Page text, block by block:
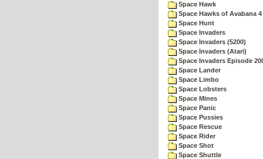
Space Hawk
Space Hawks of Avabana 4
Space Hunt
Space Invaders
Space Invaders (5200)
Space Invaders (Atari)
Space Invaders Episode
Space Lander
Space Limbo
Space Lobsters
Space Mines
Space Panic
Space Pussies
Space Rescue
Space Rider
Space Shot
Space Shuttle